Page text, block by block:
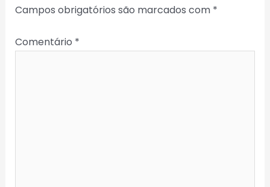
Campos obrigatórios são marcados com *
Comentário *